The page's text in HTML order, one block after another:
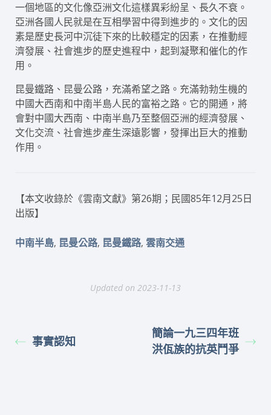
一個地區的文化像亞洲文化這樣異彩紛呈、長久不衰。
亞洲各國人民就是在互相學習中得到進步的。文化的因
素是歷史長河中沉徒下來的比較穩定的因素，在推動經
濟發展、社會進步的歷史進程中，起到凝聚和催化的作
用。
昆曼鐵路、昆曼公路，充滿希望之路。充滿勃勃生機的
中國大西南和中南半島人民的富裕之路。它的開通，將
會對中國大西南、中南半島乃至整個亞洲的經濟發展、
文化交流、社會進步產生深遠影響，發揮出巨大的推動
作用。
【本文收錄於《雲南文獻》第26期；民國85年12月25日
出版】
中南半島, 昆曼公路, 昆曼鐵路, 雲南交通
Updated on 2023-11-13
事實認知
簡論一九三四年班
洪佤族的抗英鬥爭